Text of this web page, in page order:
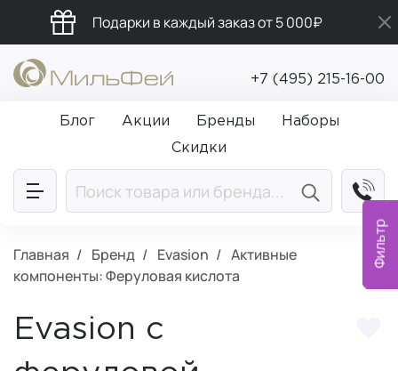
Фильтр
Подарки в каждый заказ от 5 000₽
Бесплатная доставка от 5 000₽
Промокод ПРИВЕТ
+7 (495) 215-16-00
Блог Акции Бренды
Наборы
Скидки
Главная Бренд Evasion
Активные
компоненты: Феруловая кислота
Evasion с